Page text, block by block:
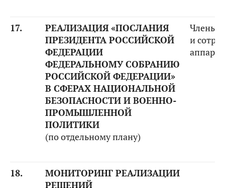
17.
РЕАЛИЗАЦИЯ «ПОСЛАНИЯ
ПРЕЗИДЕНТА РОССИЙСКОЙ
ФЕДЕРАЦИИ
ФЕДЕРАЛЬНОМУ СОБРАНИЮ
РОССИЙСКОЙ ФЕДЕРАЦИИ»
В СФЕРАХ НАЦИОНАЛЬНОЙ
БЕЗОПАСНОСТИ И ВОЕННО-
ПРОМЫШЛЕННОЙ
ПОЛИТИКИ
(по отдельному плану)
Члены
и
18.
МОНИТОРИНГ РЕАЛИЗАЦИИ
РЕШЕНИЙ